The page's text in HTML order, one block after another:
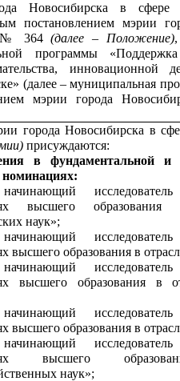
Новосибирска в
постановлением мэрии
№ 364(далее – Положение),
программы
инновационной
(далее – муниципальная
мэрии города
города Новосибирска в
присуждаются:
в фундаментальной
высшего
наук»;
высшего образования в
высшего образования в
высшего образования в
высшего
наук»;